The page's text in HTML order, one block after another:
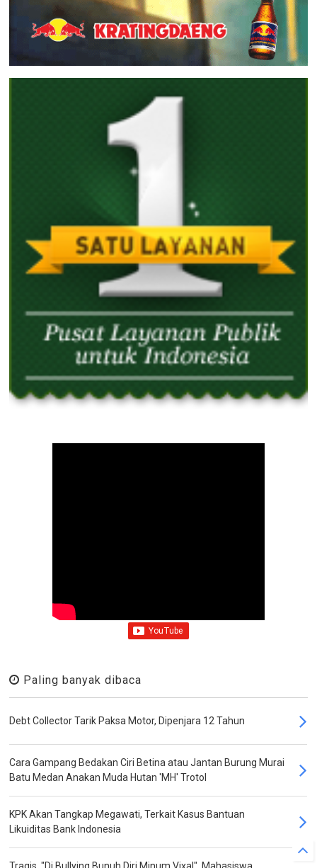
Paling banyak dibaca
Debt Collector Tarik Paksa Motor, Dipenjara 12 Tahun
Cara Gampang Bedakan Ciri Betina atau Jantan Burung Murai
Batu Medan Anakan Muda Hutan 'MH' Trotol
KPK Akan Tangkap Megawati, Terkait Kasus Bantuan
Likuiditas Bank Indonesia